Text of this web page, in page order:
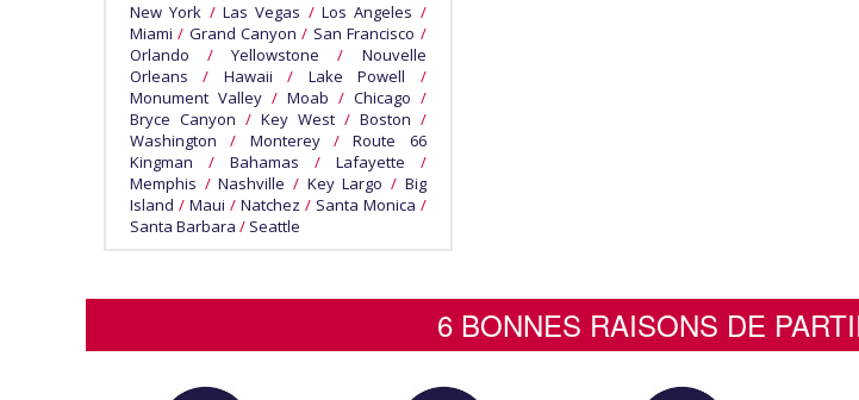
New York / Las Vegas / Los Angeles /
Miami / Grand Canyon / San Francisco /
Orlando
/ Yellowstone /
Nouvelle
Orleans
/ Hawaii / Lake Powell
/
Monument Valley / Moab / Chicago /
Bryce Canyon / Key West / Boston /
Washington
/ Monterey /
Route 66
Kingman
/ Bahamas / Lafayette
/
Memphis / Nashville / Key Largo / Big
Island / Maui / Natchez / Santa Monica /
Santa Barbara / Seattle
6 BONNES RAISONS DE